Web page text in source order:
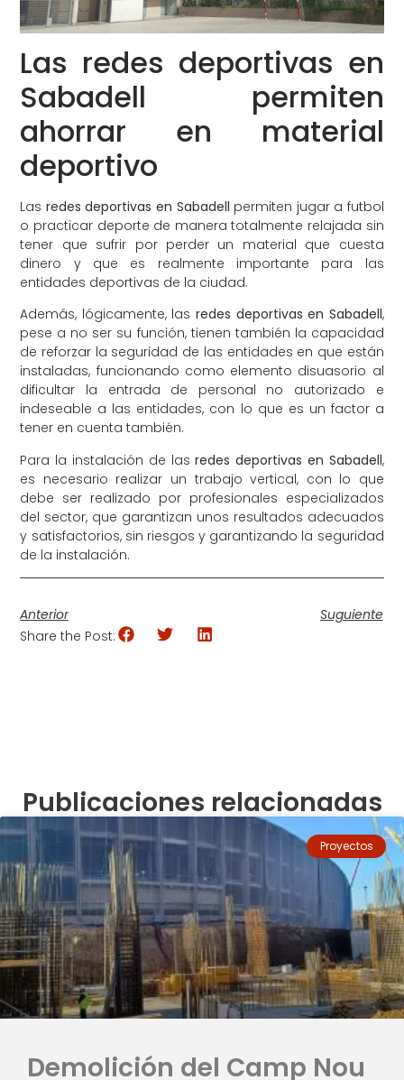
Las redes deportivas en
Sabadell permiten
ahorrar en material
deportivo
Las redes deportivas en Sabadell permiten jugar a futbol
o practicar deporte de manera totalmente relajada sin
tener que sufrir por perder un material que cuesta
dinero y que es realmente importante para las
entidades deportivas de la ciudad.
Además, lógicamente, las redes deportivas en Sabadell,
pese a no ser su función, tienen también la capacidad
de reforzar la seguridad de las entidades en que están
instaladas, funcionando como elemento disuasorio al
dificultar la entrada de personal no autorizado e
indeseable a las entidades, con lo que es un factor a
tener en cuenta también.
Para la instalación de lasredes deportivas en Sabadell,
es necesario realizar un trabajo vertical, con lo que
debe ser realizado por profesionales especializados
del sector, que garantizan unos resultados adecuados
y satisfactorios, sin riesgos y garantizando la seguridad
de la instalación.
Anterior
Suguiente
Share the Post:
Publicaciones relacionadas
Proyectos
Demolición del Camp Nou